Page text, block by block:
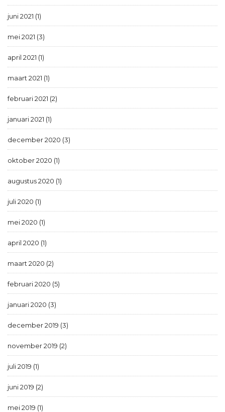
juni 2021 (1)
mei 2021 (3)
april 2021 (1)
maart 2021 (1)
februari 2021 (2)
januari 2021 (1)
december 2020 (3)
oktober 2020 (1)
augustus 2020 (1)
juli 2020 (1)
mei 2020 (1)
april 2020 (1)
maart 2020 (2)
februari 2020 (5)
januari 2020 (3)
december 2019 (3)
november 2019 (2)
juli 2019 (1)
juni 2019 (2)
mei 2019 (1)